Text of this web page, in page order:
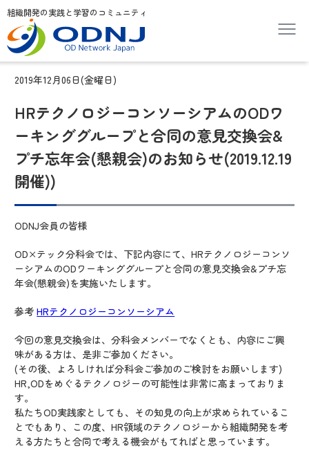
組織開発の実践と学習のコミュニティ
2019年12月06日(金曜日)
HRテクノロジーコンソーシアムのODワ
ーキンググループと合同の意見交換会&
プチ忘年会(懇親会)のお知らせ(2019.12.19
開催))
ODNJ会員の皆様
OD×テック分科会では、下記内容にて、HRテクノロジーコンソ
ーシアムのODワーキンググループと合同の意見交換会&プチ忘
年会(懇親会)を実施いたします。
参考HRテクノロジーコンソーシアム
今回の意見交換会は、分科会メンバーでなくとも、内容にご興
味がある方は、是非ご参加ください。
(その後、よろしければ分科会ご参加のご検討をお願いします)
HR,ODをめぐるテクノロジーの可能性は非常に高まっておりま
す。
私たちOD実践家としても、その知見の向上が求められているこ
とでもあり、この度、HR領域のテクノロジーから組織開発を考
える方たちと合同で考える機会がもてればと思っています。